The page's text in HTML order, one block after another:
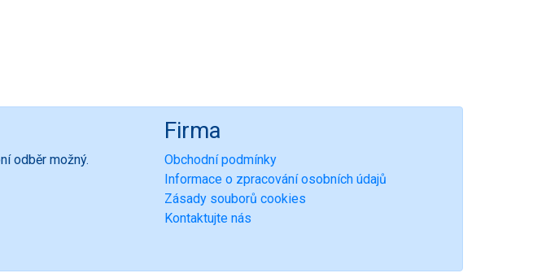
odběr možný.
Firma
Obchodní podmínky
Informace o zpracování osobních údajů
Zásady souborů cookies
Kontaktujte nás